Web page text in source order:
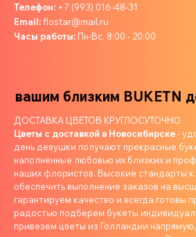
Телефон: +7 (993) 016-48-31
Email:flostar@mail.ru
Часы работы: Пн-Вс, 8:00 - 20:00
близкимBUKETN
ДОСТАВКА ЦВЕТОВ КРУГЛОСУТОЧНО
Цветы с доставкой в Новосибирске-
день девушки получают прекрасные
наполненные любовью их близких и
наших флористов. Высокие стандарты
обеспечить выполнение заказов на
гарантируем качество и всегда готовы
радостью подберем букеты
привезем цветы из Голландии